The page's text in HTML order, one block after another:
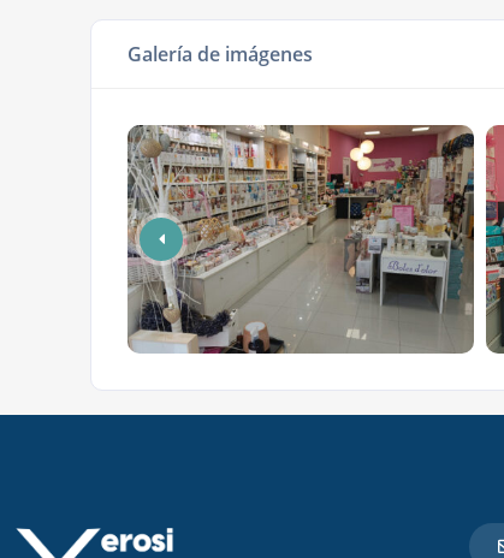
Galería de imágenes